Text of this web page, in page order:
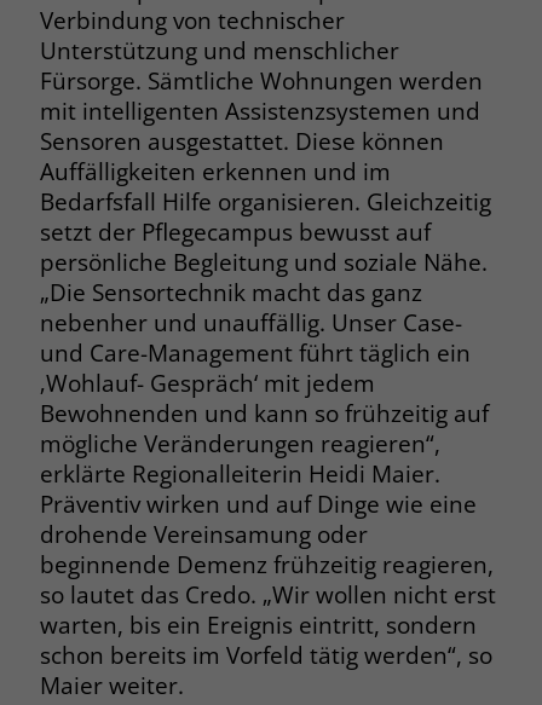
Verbindung von technischer
Unterstützung und menschlicher
Fürsorge. Sämtliche Wohnungen werden
mit intelligenten Assistenzsystemen und
Sensoren ausgestattet. Diese können
Auffälligkeiten erkennen und im
Bedarfsfall Hilfe organisieren. Gleichzeitig
setzt der Pflegecampus bewusst auf
persönliche Begleitung und soziale Nähe.
„Die Sensortechnik macht das ganz
nebenher und unauffällig. Unser Case-
und Care-Management führt täglich ein
‚Wohlauf- Gespräch‘ mit jedem
Bewohnenden und kann so frühzeitig auf
mögliche Veränderungen reagieren“,
erklärte Regionalleiterin Heidi Maier.
Präventiv wirken und auf Dinge wie eine
drohende Vereinsamung oder
beginnende Demenz frühzeitig reagieren,
so lautet das Credo. „Wir wollen nicht erst
warten, bis ein Ereignis eintritt, sondern
schon bereits im Vorfeld tätig werden“, so
Maier weiter.
welche Werbeanzeige geklickt wurde,
sodass erzielte Erfolge wie z.B.
Bestellungen oder Kontaktanfragen der
Anzeige zugewiesen werden können.
Name _gcl_dc
Anbieter Google Ads
Laufzeit 90 Tage
Zweck
Dieses Cookie wird gesetzt, wenn ein
User über einen Klick auf eine Google
Werbeanzeige auf die Website gelangt.
Es enthält Informationen darüber,
welche Werbeanzeige geklickt wurde,
sodass erzielte Erfolge wie z.B.
Bestellungen oder Kontaktanfragen der
Anzeige zugewiesen werden können.
Name _fbp
Anbieter Facebook
Laufzeit 3 Monate